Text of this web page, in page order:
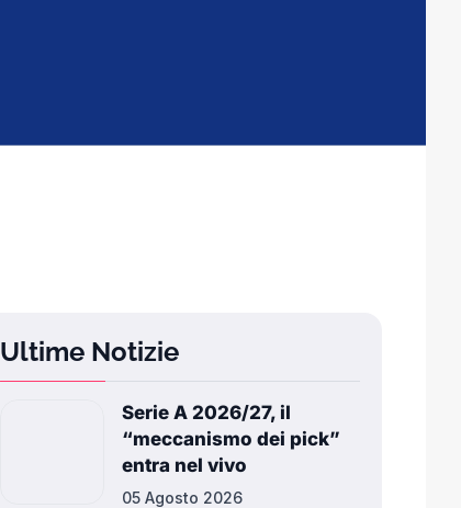
Ultime Notizie
Serie A 2026/27, il
“meccanismo dei pick”
entra nel vivo
05 Agosto 2026